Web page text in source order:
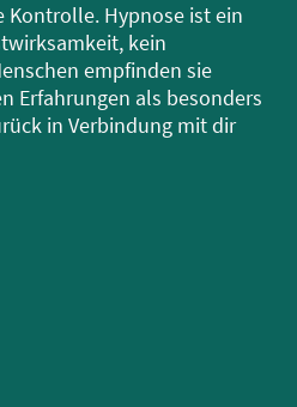
Kontrolle. Hypnose ist ein
kein
empfinden sie
Erfahrungen als besonders
in Verbindung mit dir